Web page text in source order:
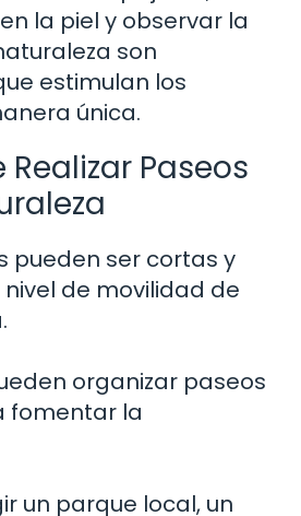
la piel y observar la
son
estimulan los
única.
Paseos
pueden ser cortas y
de movilidad de
organizar paseos
fomentar la
un parque local, un